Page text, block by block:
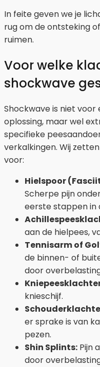
In feite geven we je
rug om de ontsteking
ruimen.
Voor welke
shockwave
Shockwave is niet
oplossing, maar wel
specifieke
verkalkingen. Wij
voor:
Hielspoor
Scherpe pijn
eerste stappen in
aan de hielpees,
Tennisarm of
de binnen- of
door
knieschijf.
er sprake is van
pezen.
Shin Splints: Pijn
door